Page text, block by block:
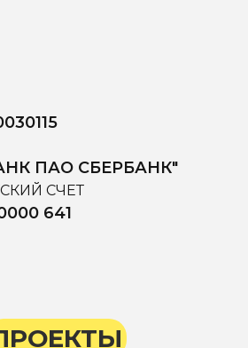
ПАО СБЕРБАНК"
СЧЕТ
641